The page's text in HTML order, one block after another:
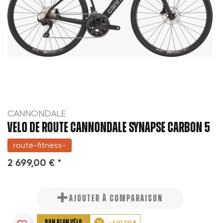
CANNONDALE
VELO DE ROUTE CANNONDALE SYNAPSE CARBON 5
route-fitness-
2 699,00 € *
AJOUTER À COMPARAISON